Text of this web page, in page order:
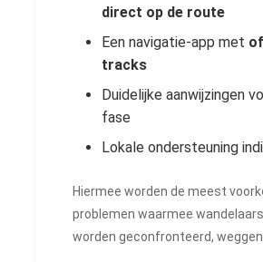
direct op de route
Een navigatie-app met
tracks
Duidelijke aanwijzingen
fase
Lokale ondersteuning
Hiermee worden de meest
problemen waarmee
worden geconfronteerd,